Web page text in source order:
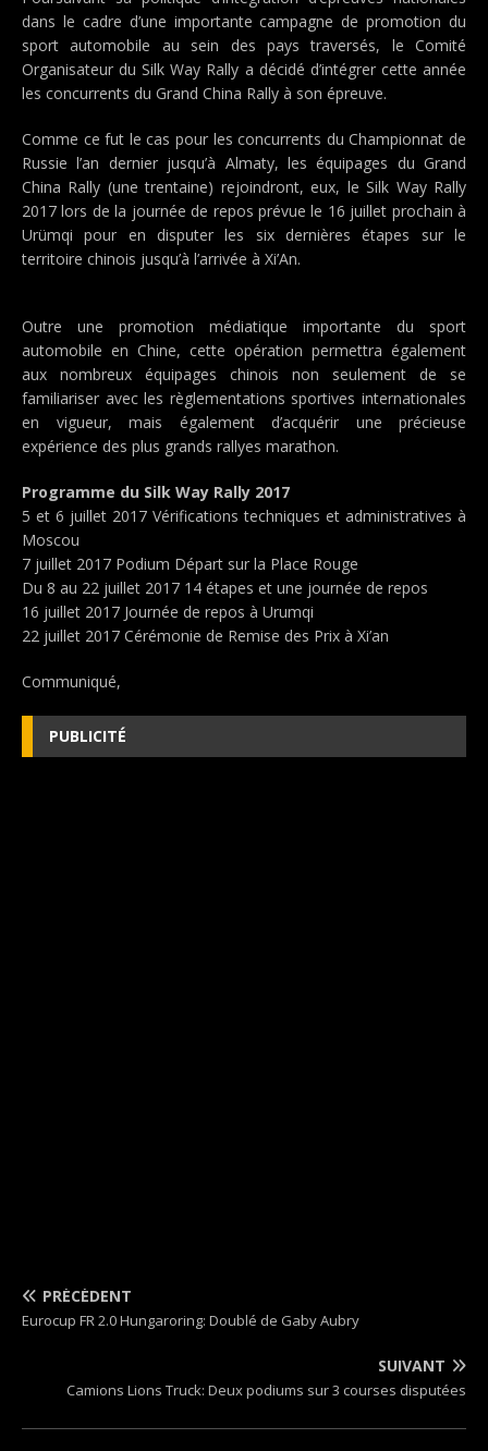
dans le cadre d’une importante campagne de promotion du
sport automobile au sein des pays traversés, le Comité
Organisateur du Silk Way Rally a décidé d’intégrer cette année
les concurrents du Grand China Rally à son épreuve.
Comme ce fut le cas pour les concurrents du Championnat de
Russie l’an dernier jusqu’à Almaty, les équipages du Grand
China Rally (une trentaine) rejoindront, eux, le Silk Way Rally
2017 lors de la journée de repos prévue le 16 juillet prochain à
Urümqi pour en disputer les six dernières étapes sur le
territoire chinois jusqu’à l’arrivée à Xi’An.
Outre une promotion médiatique importante du sport
automobile en Chine, cette opération permettra également
aux nombreux équipages chinois non seulement de se
familiariser avec les règlementations sportives internationales
en vigueur, mais également d’acquérir une précieuse
expérience des plus grands rallyes marathon.
Programme du Silk Way Rally 2017
5 et 6 juillet 2017 Vérifications techniques et administratives à
Moscou
7 juillet 2017 Podium Départ sur la Place Rouge
Du 8 au 22 juillet 2017 14 étapes et une journée de repos
16 juillet 2017 Journée de repos à Urumqi
22 juillet 2017 Cérémonie de Remise des Prix à Xi’an
Communiqué,
PUBLICITÉ
PRÉCÉDENT
Eurocup FR 2.0 Hungaroring: Doublé de Gaby Aubry
SUIVANT
Camions Lions Truck: Deux podiums sur 3 courses disputées